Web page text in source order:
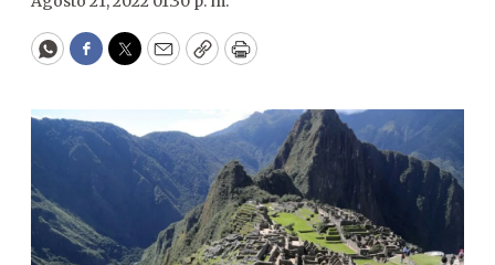
WhatsApp
Facebook
Twitter
EmailCopyPrint